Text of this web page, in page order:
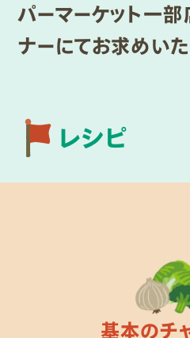
パーマーケット一
ナーにてお求めいた
レシピ
基本のチ